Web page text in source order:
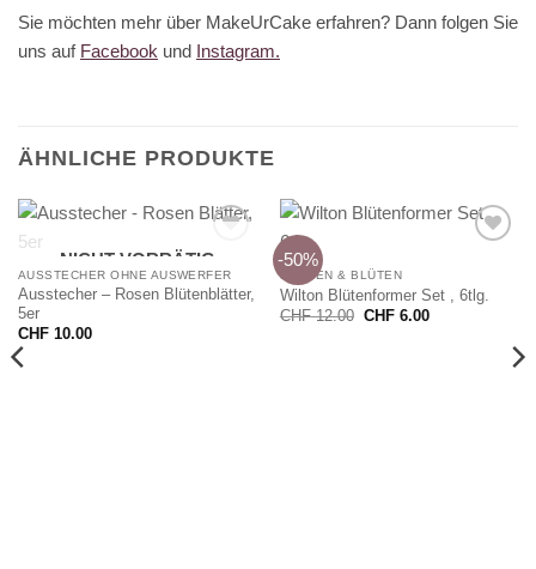
Sie möchten mehr über MakeUrCake erfahren? Dann folgen Sie
uns auf Facebook und Instagram.
ÄHNLICHE PRODUKTE
NICHT VORRÄTIG
AUSSTECHER OHNE AUSWERFER
Ausstecher – Rosen Blütenblätter,
5er
CHF10.00
-50%
BLUMEN & BLÜTEN
Wilton Blütenformer Set , 6tlg.
CHF12.00 Ursprünglicher
CHF6.00Aktueller